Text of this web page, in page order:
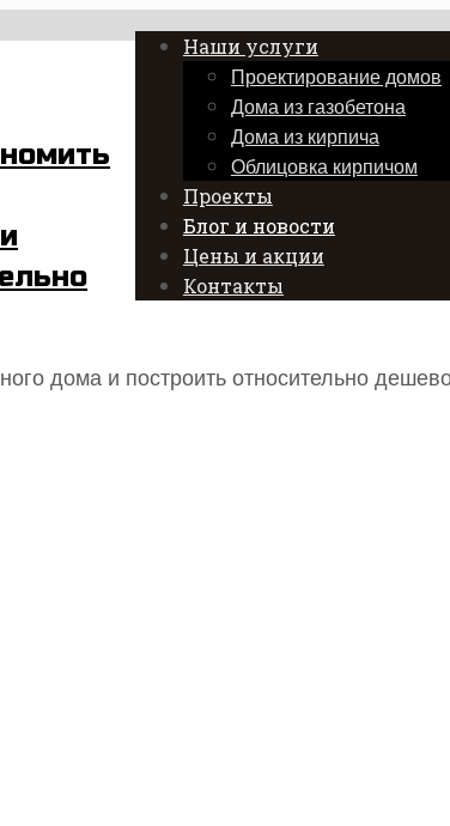
Наши услуги
Проектирование домов
Дома из газобетона
Дома из кирпича
Облицовка кирпичом
Проекты
Блог и новости
Цены и акции
Контакты
дома и построить относительно